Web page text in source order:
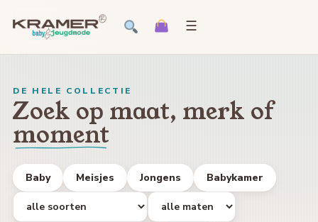
☰
DE HELE COLLECTIE
Zoek op maat, merk of
moment
Baby Meisjes Jongens Babykamer